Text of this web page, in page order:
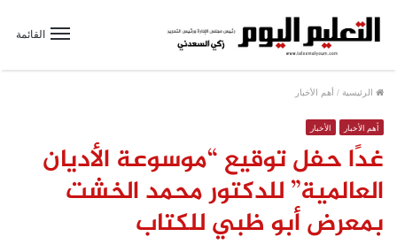
القائمة
الرئيسية / أهم الأخبار
أهم الأخبار الأخبار
غدًا حفل توقيع “موسوعة الأديان
العالمية” للدكتور محمد الخشت
بمعرض أبو ظبي للكتاب